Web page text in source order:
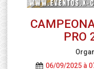
PRO
06/09/2025 à